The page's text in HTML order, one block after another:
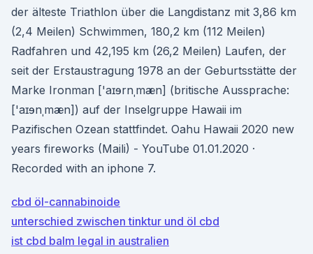
der älteste Triathlon über die Langdistanz mit 3,86 km
(2,4 Meilen) Schwimmen, 180,2 km (112 Meilen)
Radfahren und 42,195 km (26,2 Meilen) Laufen, der
seit der Erstaustragung 1978 an der Geburtsstätte der
Marke Ironman ['aɪɘrnˌmæn] (britische Aussprache:
['aɪɘnˌmæn]) auf der Inselgruppe Hawaii im
Pazifischen Ozean stattfindet. Oahu Hawaii 2020 new
years fireworks (Maili) - YouTube 01.01.2020 ·
Recorded with an iphone 7.
cbd öl-cannabinoide
unterschied zwischen tinktur und öl cbd
ist cbd balm legal in australien